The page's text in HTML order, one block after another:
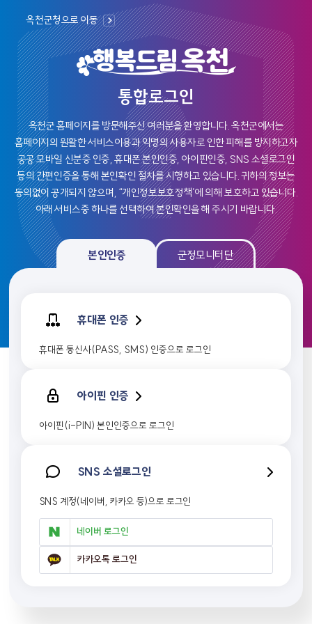
옥천군청으로 이동
통합로그인
옥천군 홈페이지를 방문해주신 여러분을 환영합니다.옥천군에서는
홈페이지의 원활한 서비스이용과 익명의 사용자로 인한 피해를 방지하고자
공공 모바일 신분증 인증, 휴대폰 본인인증, 아이핀인증, SNS 소셜로그인
등의간편인증을 통해 본인확인 절차를 시행하고 있습니다. 귀하의 정보는
동의없이 공개되지 않으며, “개인정보보호정책’에 의해 보호하고 있습니다.
아래 서비스중 하나를 선택하여 본인확인을 해 주시기 바랍니다.
본인인증 군정모니터단
휴대폰 인증
휴대폰 통신사(PASS, SMS) 인증으로 로그인
아이핀 인증
아이핀(i-PIN) 본인인증으로 로그인
SNS 소셜로그인
SNS 계정(네이버, 카카오 등)으로 로그인
네이버 로그인
카카오톡 로그인